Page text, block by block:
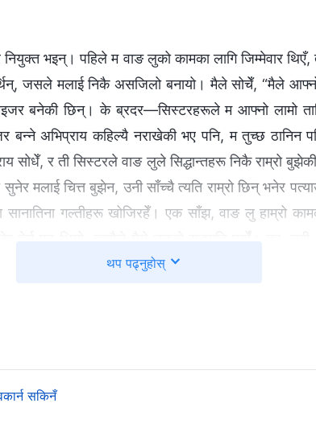
नियुक्त भइन्। पहिले म वाङ लुको कामका लागि जिम्मेवार
जसले मलाई निकै असजिलो बनायो। मैले सोचेँ, “मैले आफ्नो
बनेकी छिन्। के ब्रदर—सिस्टरहरूले म आफ्नो लामो
बन्ने अभिप्राय कहिल्यै नराखेकी भए पनि, म तुच्छ ठानिन
सोधेँ, र ती सिस्टरले वाङ लुले सिद्धान्तहरू निकै राम्रो
सुनेर मलाई चित्त बुझेन, उनी साँच्चै त्यति राम्रो छिन् भनेर
गल्तीहरू खोजिरहेँ। एक साँझ, वाङ लु हाम्रो
तिमी त नाम मात्रकी सुपरभाइजर हौ जस्तो छ। यति सानो
सक्दिनन्। त्यति बेलासम्म, ब्रदर—सिस्टरहरूले के सोच्नेछन्
र विश्‍वसनीय छु, अनि उनीभन्दा कम योग्य छैन।” अर्को
उनलाई मेरो साँचो स्थिति बुझ्न गाह्रो भयो, र मैले
थप पढ्नुहोस्
सकिनँ